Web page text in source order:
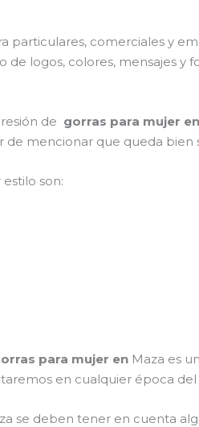
particulares, comerciales y
de logos, colores, mensajes
de gorras para mujer en
mencionar que queda bien
son:
para mujer en Maza es
en cualquier época del
se deben tener en cuenta